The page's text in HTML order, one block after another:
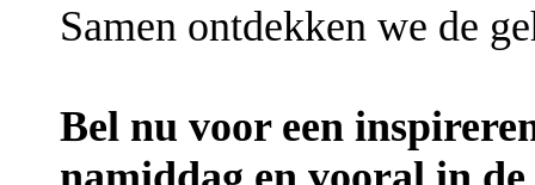
Samen ontdekken we de
Bel nu voor een